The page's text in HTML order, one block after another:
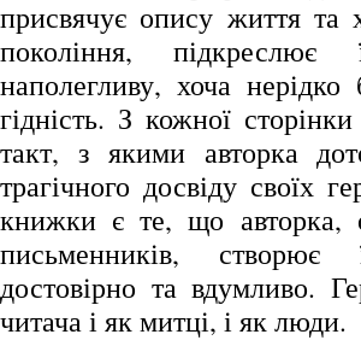
присвячує опису життя та
покоління, підкреслює
наполегливу, хоча нерідко
гідність. З кожної
такт, з якими авторка
трагічного досвіду своїх
книжки є те, що авторка,
письменників, створює
достовірно та вдумливо.
читача і як митці, і як люди.